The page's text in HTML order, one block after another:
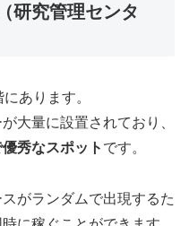
研究管理センタ
あります。
大量に設置されており、
秀なスポット です。
がランダムで出現するた